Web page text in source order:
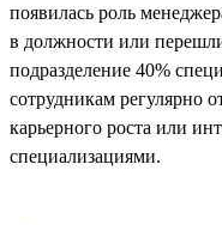
появилась роль
в должности или
подразделение 40%
сотрудникам регулярно
карьерного роста или
специализациями.